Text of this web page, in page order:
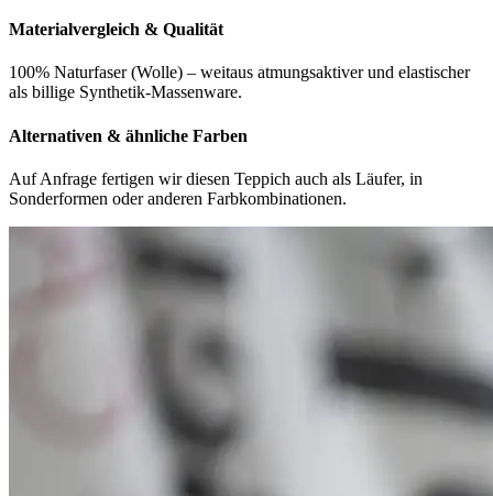
Materialvergleich & Qualität
100% Naturfaser (Wolle) – weitaus atmungsaktiver und elastischer
als billige Synthetik-Massenware.
Alternativen & ähnliche Farben
Auf Anfrage fertigen wir diesen Teppich auch als Läufer, in
Sonderformen oder anderen Farbkombinationen.